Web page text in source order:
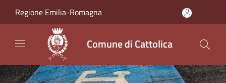
Regione Emilia-Romagna
Comune di Cattolica